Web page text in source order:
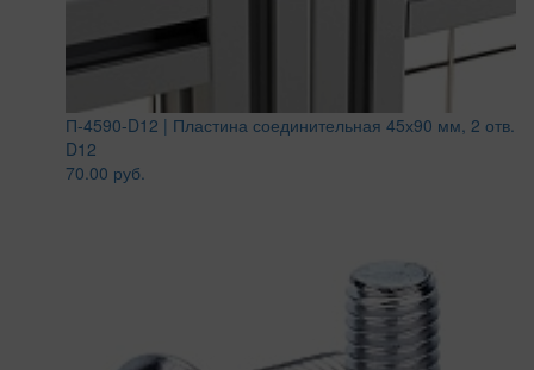
П-4590-D12 | Пластина соединительная 45х90 мм, 2 отв.
D12
70.00 руб.